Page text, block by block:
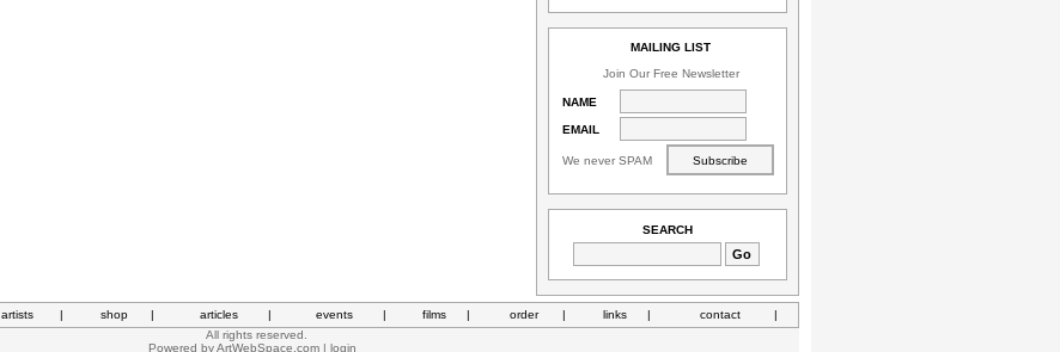
MAILING LIST
Join Our Free Newsletter
NAME
EMAIL
We never SPAM
SEARCH
artists | shop | articles | events | films | order | links | contact
|
All rights reserved.
Powered byArtWebSpace.com | login